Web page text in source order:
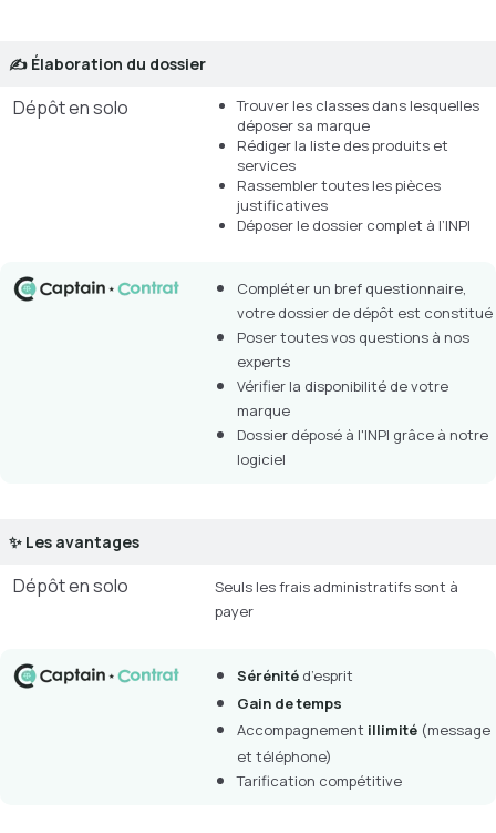
✍️ Élaboration du dossier
Dépôt en solo
Trouver les classes dans lesquelles
déposer sa marque
Rédiger la liste des produits et
services
Rassembler toutes les pièces
justificatives
Déposer le dossier complet à l’INPI
Compléter un bref questionnaire,
votre dossier de dépôt est constitué
Poser toutes vos questions à nos
experts
Vérifier la disponibilité de votre
marque
Dossier déposé à l'INPI grâce à notre
logiciel
✨ Les avantages
Dépôt en solo
Seuls les frais administratifs sont à
payer
Sérénitéd’esprit
Gain de temps
Accompagnement illimité(message
et téléphone)
Tarification compétitive